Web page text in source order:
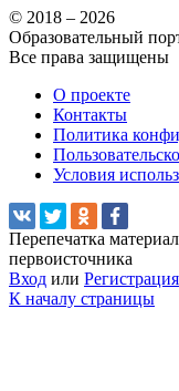
© 2018 – 2026
Образовательный
Все права защищены
О проекте
Контакты
Политика
Условия
Перепечатка
первоисточника
Вход или Регистрация
К началу страницы